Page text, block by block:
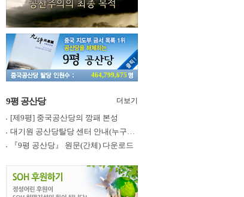
464,799,675
9평 공산당 더보기
[제9평] 중국공산당의 깡패 본성
대기원 공산당탈당 센터 안내(누구나 쉽게 退黨, 退團, 退隊 가능)
『9평 공산당』 원문(간체) 다운로드